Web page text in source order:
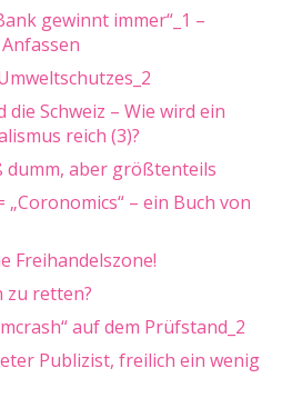
gewinnt immer“_1 –
die Schweiz – Wie wird ein
reich (3)?
aber größtenteils
„Coronomics“ – ein Buch von
Freihandelszone!
zu retten?
auf dem Prüfstand_2
Publizist, freilich ein wenig